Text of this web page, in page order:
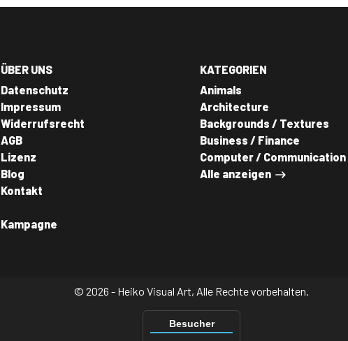
ÜBER UNS
Datenschutz
Impressum
Widerrufsrecht
AGB
Lizenz
Blog
Kontakt
Kampagne
KATEGORIEN
Animals
Architecture
Backgrounds / Textures
Business / Finance
Computer / Communication
Alle anzeigen
© 2026 - Heiko Visual Art, Alle Rechte vorbehalten.
Besucher